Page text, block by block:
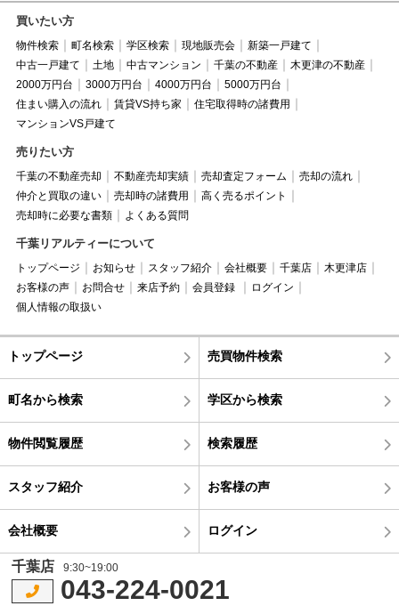
買いたい方
物件検索 町名検索 学区検索 現地販売会
新築一戸建て
中古一戸建て
土地 中古マンション 千葉の不動産
木更津の不動産
2000万円台
3000万円台 4000万円台
5000万円台
住まい購入の流れ
賃貸VS持ち家
住宅取得時の諸費用
マンションVS戸建て
売りたい方
千葉の不動産売却 不動産売却実績 売却査定フォーム
売却の流れ
仲介と買取の違い
売却時の諸費用
高く売るポイント
売却時に必要な書類
よくある質問
千葉リアルティーについて
トップページ お知らせ スタッフ紹介 会社概要 千葉店
木更津店
お客様の声
お問合せ 来店予約 会員登録
ログイン
個人情報の取扱い
トップページ 売買物件検索
町名から検索 学区から検索
物件閲覧履歴 検索履歴
スタッフ紹介 お客様の声
会社概要 ログイン
千葉店 9:30~19:00
043-224-0021